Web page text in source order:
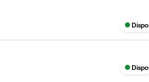
Dispo
Dispo